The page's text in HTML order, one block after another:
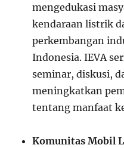
mengedukasi
kendaraan listrik
perkembangan
Indonesia. IEVA
seminar, diskusi,
meningkatkan
tentang manfaat
Komunitas Mobil